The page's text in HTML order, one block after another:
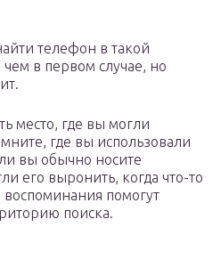
телефон в такой
в первом случае, но
место, где вы могли
где вы использовали
вы обычно носите
его выронить, когда что-то
помогут
поиска.